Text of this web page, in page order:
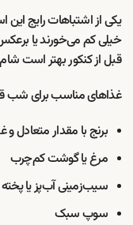
یکی از اشتباهات رایج
خیلی کم می‌خورند یا
قبل از کنکور بهتر است
غذاهای مناسب برای شب
برنج با مقدار متعادل
مرغ یا گوشت کم‌چرب
سیب‌زمینی آب‌پز یا پخته
سوپ سبک